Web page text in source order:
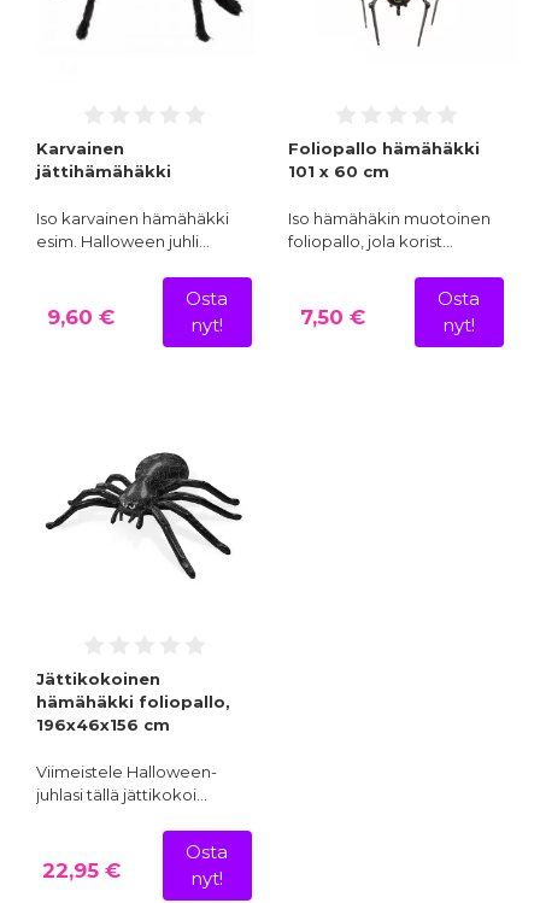
Karvainen
jättihämähäkki
Iso karvainen hämähäkki
esim. Halloween juhli…
9,60 €
Osta
nyt!
Foliopallo hämähäkki
101 x 60 cm
Iso hämähäkin muotoinen
foliopallo, jola korist…
7,50 €
Osta
nyt!
Jättikokoinen
hämähäkki foliopallo,
196x46x156 cm
Viimeistele Halloween-
juhlasi tällä jättikokoi…
22,95 €
Osta
nyt!